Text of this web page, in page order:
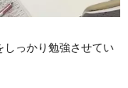
しっかり勉強させてい